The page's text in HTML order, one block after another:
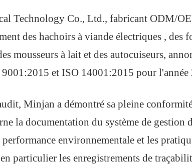
Technology Co., Ltd., fabricant ODM/
des hachoirs à viande électriques , des
mousseurs à lait et des autocuiseurs,
et ISO 14001:2015 pour l'année
Minjan a démontré sa pleine
la documentation du système de gestion
environnementale et les
particulier les enregistrements de